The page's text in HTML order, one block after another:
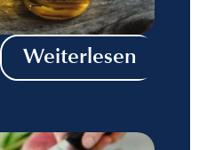
Weiterlesen